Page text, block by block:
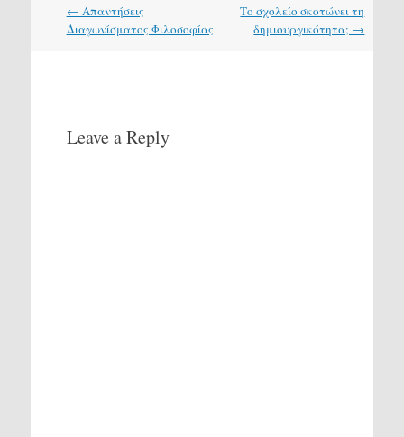
Post
navigation
← Απαντήσεις
Διαγωνίσματος Φιλοσοφίας
Το σχολείο σκοτώνει τη
δημιουργικότητα; →
Leave a Reply